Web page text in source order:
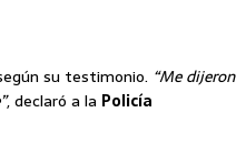
su testimonio. “Me dijeron
, declaró a la Policía